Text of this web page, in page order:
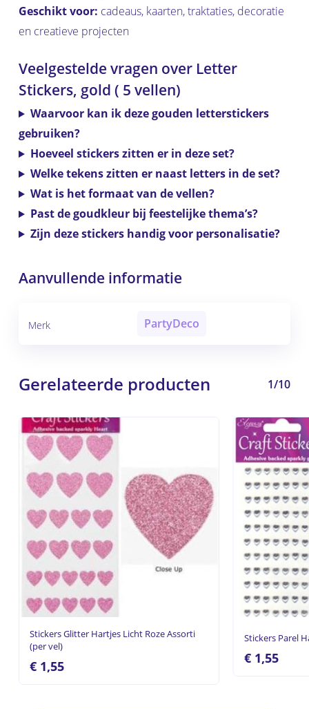
Geschikt voor: cadeaus, kaarten, traktaties, decoratie
en creatieve projecten
Veelgestelde vragen over Letter
Stickers, gold ( 5 vellen)
Waarvoor kan ik deze gouden letterstickers
gebruiken?
Hoeveel stickers zitten er in deze set?
Welke tekens zitten er naast letters in de set?
Wat is het formaat van de vellen?
Past de goudkleur bij feestelijke thema’s?
Zijn deze stickers handig voor personalisatie?
Aanvullende informatie
Merk PartyDeco
Gerelateerde producten 1/10
Stickers Glitter Hartjes Licht Roze Assorti
(per vel)
€1,55
Stickers Parel
€1,55